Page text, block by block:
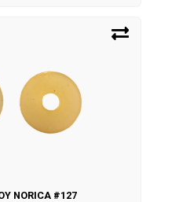
NORICA #127